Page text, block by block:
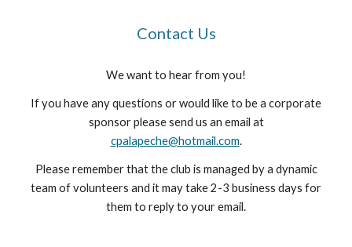
Contact Us
We want to hear from you!
If you have any questions or would like to be a corporate
sponsor please send us an email at
cpalapeche@hotmail.com.
Please remember that the club is managed by a dynamic
team of volunteers and it may take 2-3 business days for
them to reply to your email.